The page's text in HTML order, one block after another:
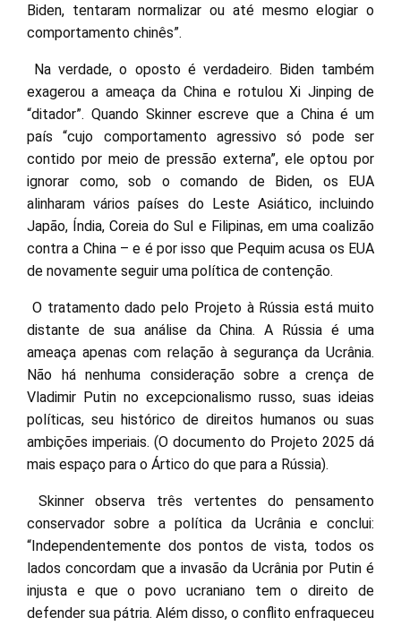
Biden, tentaram normalizar ou até mesmo elogiar o
comportamento chinês”.
Na verdade, o oposto é verdadeiro. Biden também
exagerou a ameaça da China e rotulou Xi Jinping de
“ditador”. Quando Skinner escreve que a China é um
país “cujo comportamento agressivo só pode ser
contido por meio de pressão externa”, ele optou por
ignorar como, sob o comando de Biden, os EUA
alinharam vários países do Leste Asiático, incluindo
Japão, Índia, Coreia do Sul e Filipinas, em uma coalizão
contra a China – e é por isso que Pequim acusa os EUA
de novamente seguir uma política de contenção.
O tratamento dado pelo Projeto à Rússia está muito
distante de sua análise da China. A Rússia é uma
ameaça apenas com relação à segurança da Ucrânia.
Não há nenhuma consideração sobre a crença de
Vladimir Putin no excepcionalismo russo, suas ideias
políticas, seu histórico de direitos humanos ou suas
ambições imperiais. (O documento do Projeto 2025 dá
mais espaço para o Ártico do que para a Rússia).
Skinner observa três vertentes do pensamento
conservador sobre a política da Ucrânia e conclui:
“Independentemente dos pontos de vista, todos os
lados concordam que a invasão da Ucrânia por Putin é
injusta e que o povo ucraniano tem o direito de
defender sua pátria. Além disso, o conflito enfraqueceu